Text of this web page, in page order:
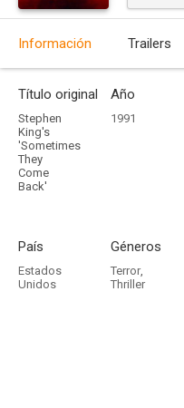
Información Trailers
Título original
Stephen
King's
'Sometimes
They
Come
Back'
Año
1991
País
Estados
Unidos
Géneros
Terror,
Thriller